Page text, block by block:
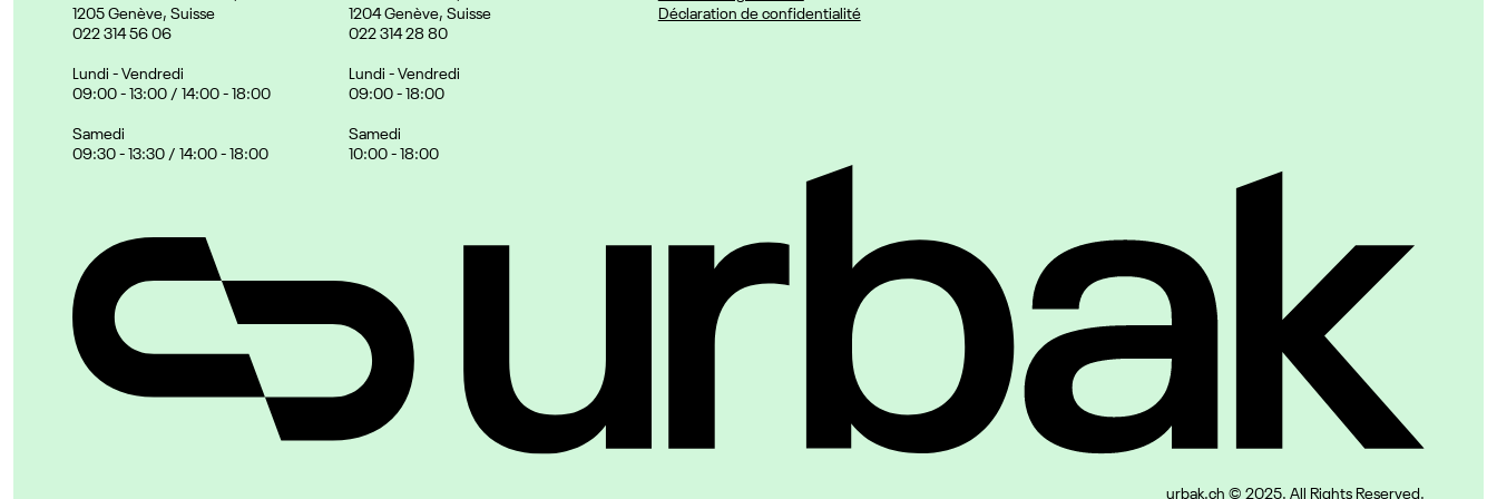
1205 Genève, Suisse
022 314 56 06
Lundi - Vendredi
09:00 - 13:00 / 14:00 - 18:00
Samedi
09:30 - 13:30 / 14:00 - 18:00
1204 Genève, Suisse
022 314 28 80
Lundi - Vendredi
09:00 - 18:00
Samedi
10:00 - 18:00
Déclaration de confidentialité
urbak.ch © 2025. All Rights Reserved.